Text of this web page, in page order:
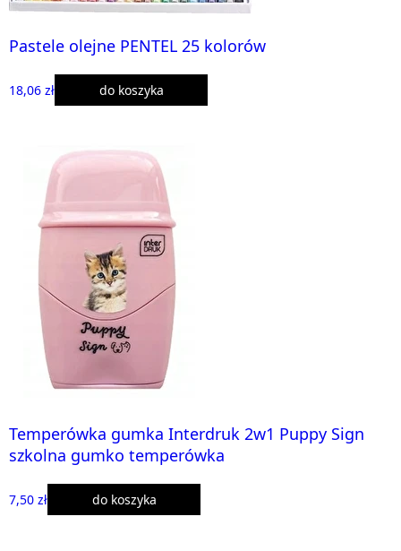
Pastele olejne PENTEL 25 kolorów
18,06 zł do koszyka
Temperówka gumka Interdruk 2w1 Puppy Sign
szkolna gumko temperówka
7,50 zł do koszyka